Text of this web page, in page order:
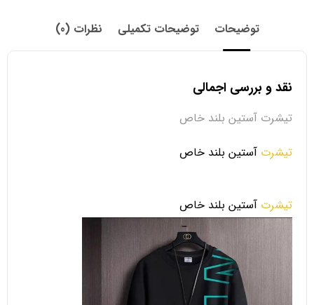
توضیحات توضیحات تکمیلی نظرات (0)
نقد و بررسی اجمالی
تیشرت آستین بلند خاص
تیشرت آستین بلند خاص
تیشرت آستین بلند خاص